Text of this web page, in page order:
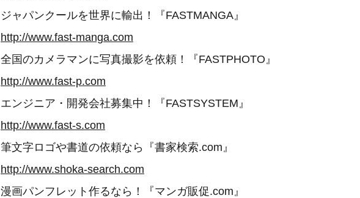
ジャパンクールを世界に輸出！『FASTMANGA』
http://www.fast-manga.com
全国のカメラマンに写真撮影を依頼！『FASTPHOTO』
http://www.fast-p.com
エンジニア・開発会社募集中！『FASTSYSTEM』
http://www.fast-s.com
筆文字ロゴや書道の依頼なら『書家検索.com』
http://www.shoka-search.com
漫画パンフレット作るなら！『マンガ販促.com』